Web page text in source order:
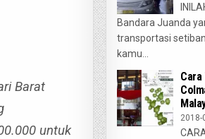
Barat
untuk
Bandara Juanda
transportasi
kamu...
2018-